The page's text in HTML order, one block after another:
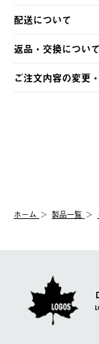
以下のいずれかの
・クレジットカード
・コンビニ決済
・Pay-easy決済
配送について
【発送スケジュール
ご注文・ご入金完
土日祝の発送はご
の発送となる場合
【配送業者】
佐川急便にて配送
返品・交換について
※お客様都合の場合
お客様都合の返品
一度お手元の商品
ご注文内容の変更
LOGOS FAMILY
ホーム 製品一覧